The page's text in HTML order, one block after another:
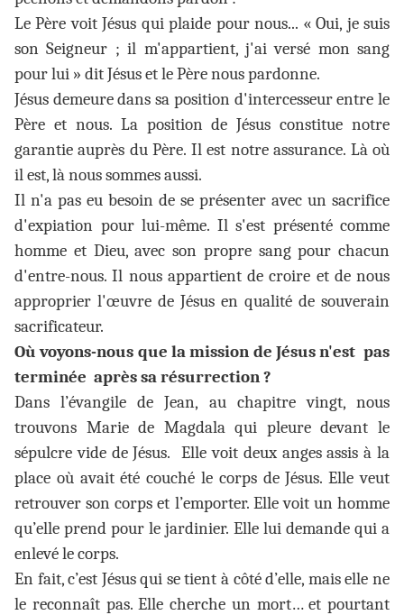
Le Père voit Jésus qui plaide pour nous... « Oui, je suis
son Seigneur ; il m'appartient, j'ai versé mon sang
pour lui » dit Jésus et le Père nous pardonne.
Jésus demeure dans sa position d'intercesseur entre le
Père et nous. La position de Jésus constitue notre
garantie auprès du Père. Il est notre assurance. Là où
il est, là nous sommes aussi.
Il n'a pas eu besoin de se présenter avec un sacrifice
d'expiation pour lui-même. Il s'est présenté comme
homme et Dieu, avec son propre sang pour chacun
d'entre-nous. Il nous appartient de croire et de nous
approprier l'œuvre de Jésus en qualité de souverain
sacrificateur.
Où voyons-nous que la mission de Jésus n'est pas
terminée après sa résurrection ?
Dans l’évangile de Jean, au chapitre vingt, nous
trouvons Marie de Magdala qui pleure devant le
sépulcre vide de Jésus. Elle voit deux anges assis à la
place où avait été couché le corps de Jésus. Elle veut
retrouver son corps et l’emporter. Elle voit un homme
qu’elle prend pour le jardinier. Elle lui demande qui a
enlevé le corps.
En fait, c’est Jésus qui se tient à côté d’elle, mais elle ne
le reconnaît pas. Elle cherche un mort… et pourtant